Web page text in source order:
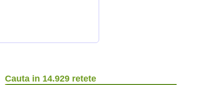
Cauta in 14.929 retete